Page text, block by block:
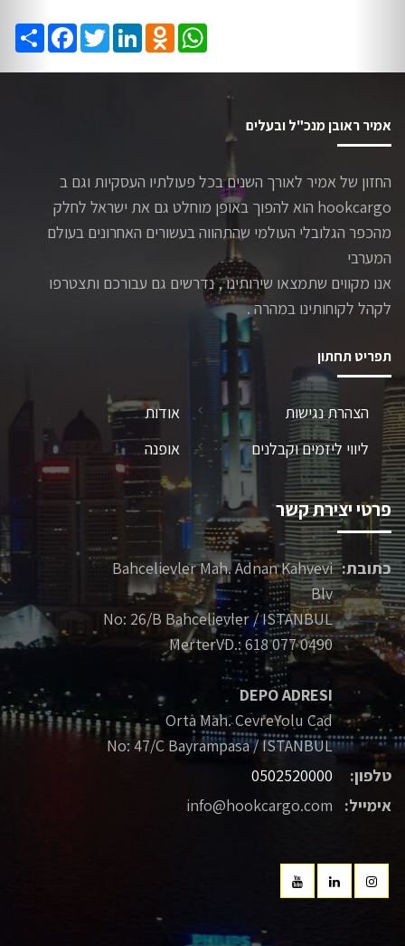
Share FacebookTwitter LinkedInOdnoklassniki
אמיר ראובן מנכ"ל ובעלים
החזון של אמיר לאורך השנים בכל פעולתיו העסקיות וגם ב
hookcargo הוא להפוך באופן מוחלט גם את ישראל לחלק
מהכפר הגלובלי העולמי שהתהווה בעשורים האחרונים בעולם
המערבי
אנו מקווים שתמצאו שירותינו , נדרשים גם עבורכם ותצטרפו
לקהל לקוחותינו במהרה .
תפריט תחתון
הצהרת נגישות
אודות
ליווי ליזמים וקבלנים
אופנה
פרטי יצירת קשר
כתובת: Bahcelievler Mah. Adnan Kahvevi
Blv
No: 26/B Bahcelievler / ISTANBUL
MerterVD.: 618 077 0490
DEPO ADRESI
Orta Mah. CevreYolu Cad
No: 47/C Bayrampasa / ISTANBUL
טלפון:
0502520000
אימייל:
info@hookcargo.com